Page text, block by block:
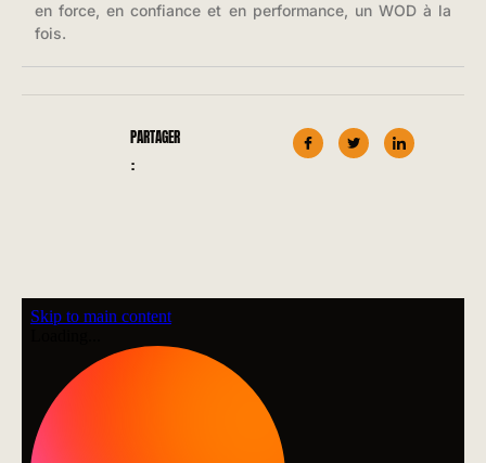
en force, en confiance et en performance, un WOD à la
fois.
PARTAGER
: